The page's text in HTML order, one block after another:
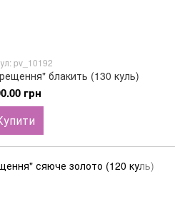
pv_10192
блакить (130 куль)
грн